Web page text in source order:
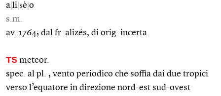
a li ṣè o
s.m.
av. 1764; dal fr. alizés, di orig. incerta.
TS meteor.
spec. al pl. , vento periodico che soffia dai due tropici
verso l’equatore in direzione nord-est sud-ovest